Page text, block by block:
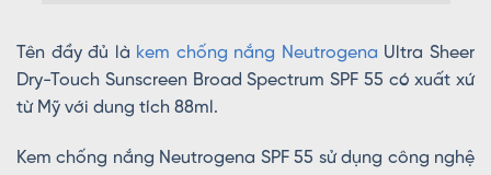
Tên đầy đủ là kem chống nắng Neutrogena Ultra Sheer
Dry-Touch Sunscreen Broad Spectrum SPF 55 có xuất xứ
từ Mỹ với dung tích 88ml.
Kem chống nắng Neutrogena SPF 55 sử dụng công nghệ